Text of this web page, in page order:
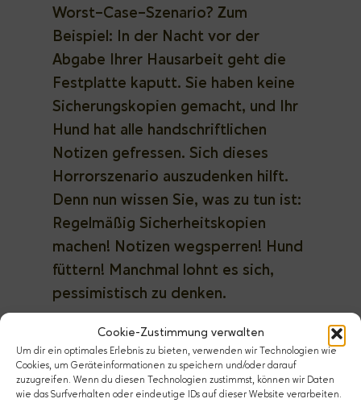
Cookie-Zustimmung verwalten
Um dir ein optimales Erlebnis zu bieten, verwenden wir Technologien wie
Cookies, um Geräteinformationen zu speichern und/oder darauf
zuzugreifen. Wenn du diesen Technologien zustimmst, können wir Daten
wie das Surfverhalten oder eindeutige IDs auf dieser Website verarbeiten.
Worst-Case-Szenario? Zum
Beispiel: In der Nacht vor der
Abgabe Ihrer Hausarbeit geht die
Festplatte kaputt. Sie haben keine
Sicherungskopien gemacht, und Ihr
Hund hat alle handschriftlichen
Notizen gefressen. Sich dieses
Horrorszenario auszudenken hilft.
Denn nun wissen Sie, was zu tun ist:
Regelmäßig Sicherheitskopien
machen! Notizen wegsperren! Hund
füttern! Manchmal lohnt es sich,
pessimistisch zu denken.
–„Brainstorming ist Bullshit“ (Zeit.de)